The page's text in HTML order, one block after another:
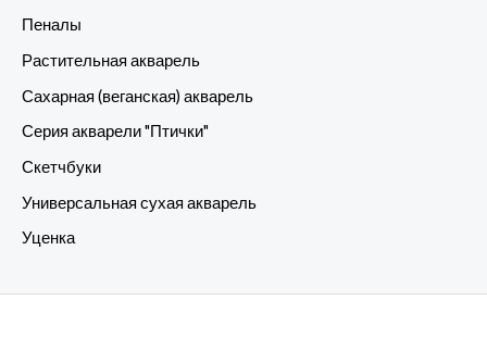
Пеналы
Растительная акварель
Сахарная (веганская) акварель
Серия акварели "Птички"
Скетчбуки
Универсальная сухая акварель
Уценка